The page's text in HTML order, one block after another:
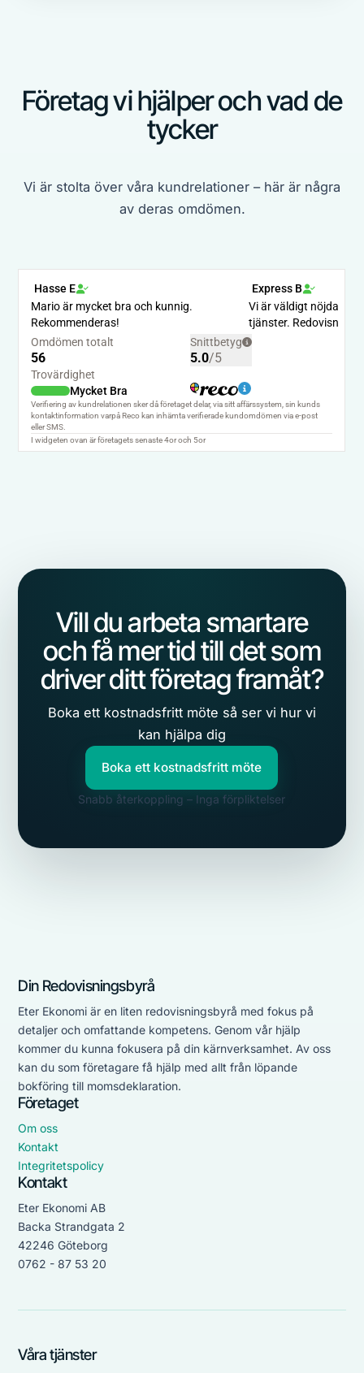
Företag vi hjälper och vad de
tycker
Vi är stolta över våra kundrelationer – här är några
av deras omdömen.
Vill du arbeta smartare
och få mer tid till det som
driver ditt företag framåt?
Boka ett kostnadsfritt möte så ser vi hur vi
kan hjälpa dig
Boka ett kostnadsfritt möte
Snabb återkoppling – Inga förpliktelser
Din Redovisningsbyrå
Eter Ekonomi är en liten redovisningsbyrå med fokus på
detaljer och omfattande kompetens. Genom vår hjälp
kommer du kunna fokusera på din kärnverksamhet. Av oss
kan du som företagare få hjälp med allt från löpande
bokföring till momsdeklaration.
Företaget
Om oss
Kontakt
Integritetspolicy
Kontakt
Eter Ekonomi AB
Backa Strandgata 2
42246 Göteborg
0762 - 87 53 20
Våra tjänster